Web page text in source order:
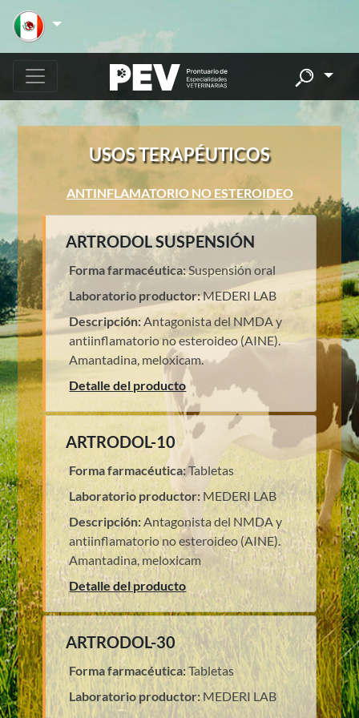
USOS TERAPÉUTICOS
ANTINFLAMATORIO NO ESTEROIDEO
ARTRODOL SUSPENSIÓN
Forma farmacéutica:Suspensión oral
Laboratorio productor:MEDERI LAB
Descripción:Antagonista del NMDA y
antiinflamatorio no esteroideo (AINE).
Amantadina, meloxicam.
Detalle del producto
ARTRODOL-10
Forma farmacéutica:Tabletas
Laboratorio productor: MEDERI LAB
Descripción:Antagonista del NMDA y
antiinflamatorio no esteroideo (AINE).
Amantadina, meloxicam
Detalle del producto
ARTRODOL-30
Forma farmacéutica:Tabletas
Laboratorio productor:MEDERI LAB